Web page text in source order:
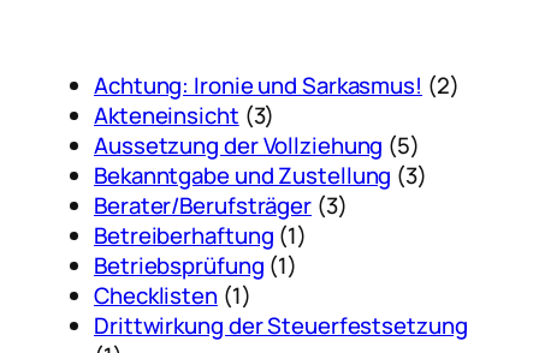
Achtung: Ironie und Sarkasmus! (2)
Akteneinsicht (3)
Aussetzung der Vollziehung (5)
Bekanntgabe und Zustellung (3)
Berater/Berufsträger (3)
Betreiberhaftung (1)
Betriebsprüfung (1)
Checklisten (1)
Drittwirkung der Steuerfestsetzung